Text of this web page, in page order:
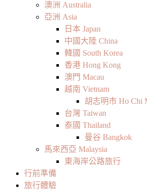
澳洲 Australia
亞洲 Asia
日本 Japan
中國大陸 China
韓國 South Korea
香港 Hong Kong
澳門 Macau
越南 Vietnam
胡志明市 Ho Chi
台灣 Taiwan
泰國 Thailand
曼谷 Bangkok
馬來西亞 Malaysia
東海岸公路旅行
行前準備
旅行體驗